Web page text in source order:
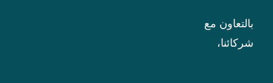
بالتعاون مع
شركائنا،